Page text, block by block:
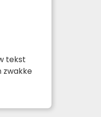
tekst
zwakke